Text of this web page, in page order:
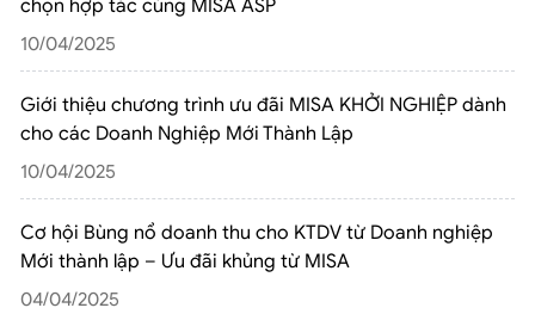
chọn hợp tác cùng MISA ASP
10/04/2025
Giới thiệu chương trình ưu đãi MISA KHỞI NGHIỆP dành
cho các Doanh Nghiệp Mới Thành Lập
10/04/2025
Cơ hội Bùng nổ doanh thu cho KTDV từ Doanh nghiệp
Mới thành lập – Ưu đãi khủng từ MISA
04/04/2025